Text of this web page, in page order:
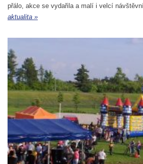
přálo, akce se vydařila a malí i velcí
aktualita »